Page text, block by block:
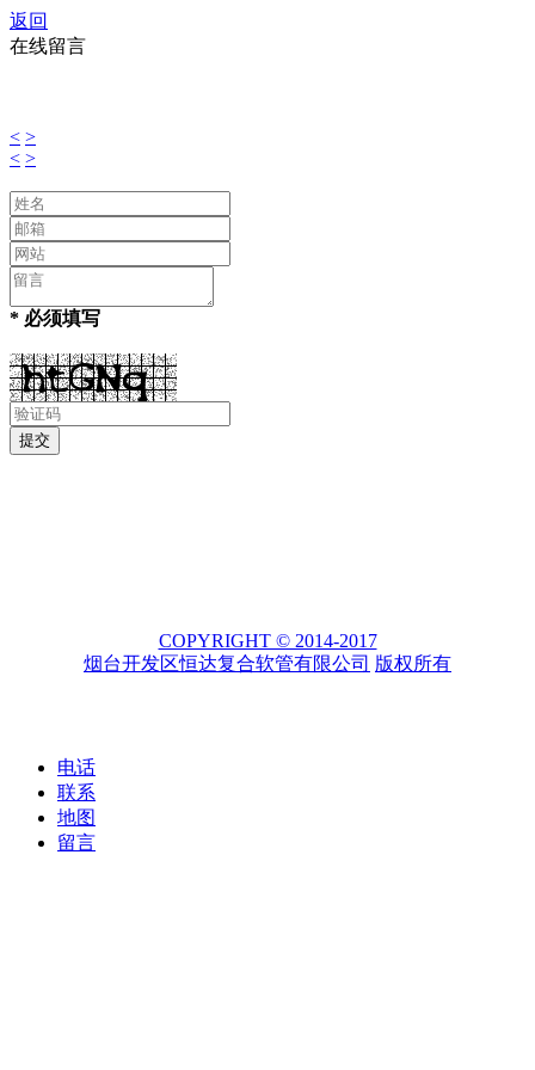
返回
在线留言
< >
< >
* 必须填写
COPYRIGHT © 2014-2017
烟台开发区恒达复合软管有限公司 版权所有
电话
联系
地图
留言